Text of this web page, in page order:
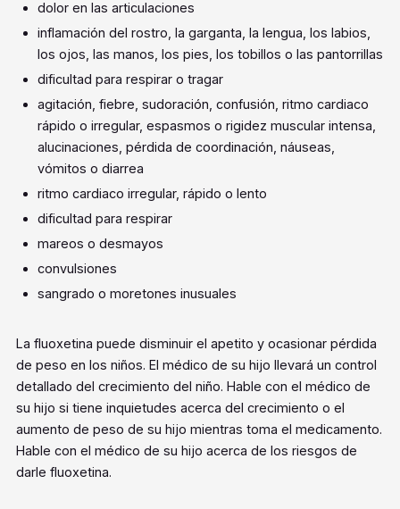
dolor en las articulaciones
inflamación del rostro, la garganta, la lengua, los labios,
los ojos, las manos, los pies, los tobillos o las pantorrillas
dificultad para respirar o tragar
agitación, fiebre, sudoración, confusión, ritmo cardiaco
rápido o irregular, espasmos o rigidez muscular intensa,
alucinaciones, pérdida de coordinación, náuseas,
vómitos o diarrea
ritmo cardiaco irregular, rápido o lento
dificultad para respirar
mareos o desmayos
convulsiones
sangrado o moretones inusuales
La fluoxetina puede disminuir el apetito y ocasionar pérdida
de peso en los niños. El médico de su hijo llevará un control
detallado del crecimiento del niño. Hable con el médico de
su hijo si tiene inquietudes acerca del crecimiento o el
aumento de peso de su hijo mientras toma el medicamento.
Hable con el médico de su hijo acerca de los riesgos de
darle fluoxetina.